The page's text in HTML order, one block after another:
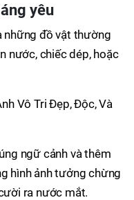
yêu
những đồ vật thường
nước, chiếc dép, hoặc
Vô Tri Đẹp, Độc, Và
ngữ cảnh và thêm
hình ảnh tưởng chừng
ra nước mắt.